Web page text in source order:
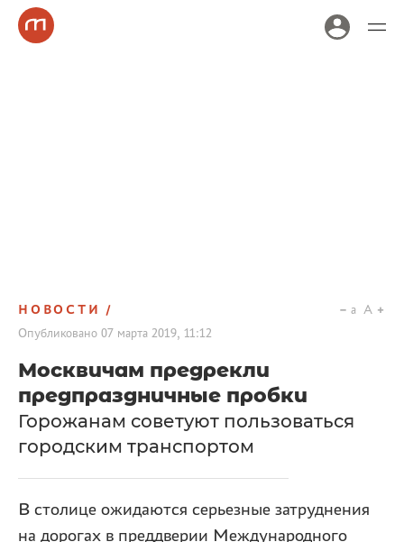
НОВОСТИ
Опубликовано 07 марта 2019, 11:12
a A
Москвичам предрекли
предпраздничные пробки
Горожанам советуют пользоваться
городским транспортом
В столице ожидаются серьезные затруднения
на дорогах в преддверии Международного